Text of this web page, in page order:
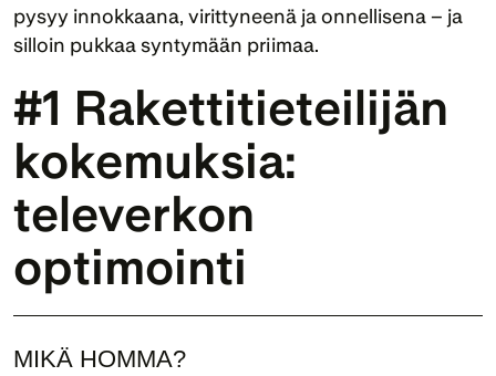
pysyy innokkaana, virittyneenä ja onnellisena – ja
silloin pukkaa syntymään priimaa.
#1 Rakettitieteilijän
kokemuksia:
televerkon
optimointi
MIKÄ HOMMA?